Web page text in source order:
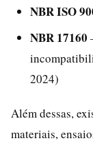
NBR ISO
NBR 17160
2024)
Além dessas,
materiais,